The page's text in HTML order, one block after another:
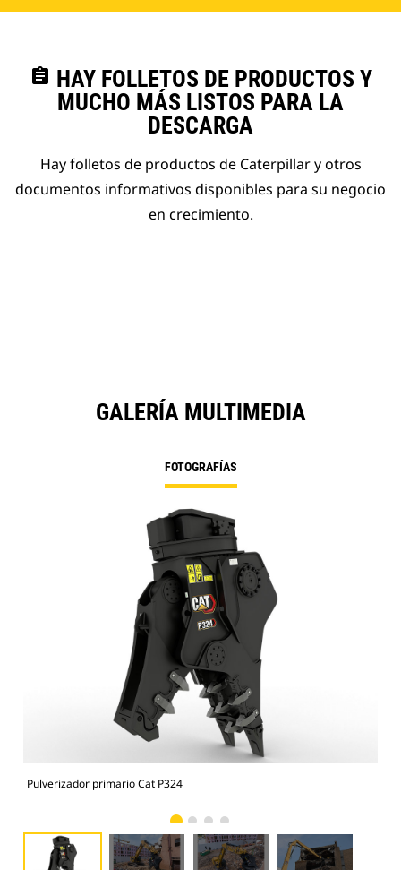
assignment HAY FOLLETOS DE PRODUCTOS Y
MUCHO MÁS LISTOS PARA LA
DESCARGA
Hay folletos de productos de Caterpillar y otros
documentos informativos disponibles para su negocio
en crecimiento.
GALERÍA MULTIMEDIA
FOTOGRAFÍAS
Pulverizador primario Cat P324